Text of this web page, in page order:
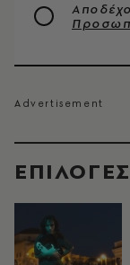
EΠΙΛΟΓΈΣ